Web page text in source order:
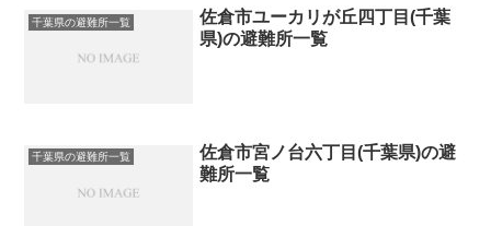
千葉県の避難所一覧
佐倉市ユーカリが丘四丁目(千葉
県)の避難所一覧
千葉県の避難所一覧
佐倉市宮ノ台六丁目(千葉県)の避
難所一覧